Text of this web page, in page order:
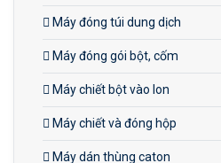
Máy đóng túi dung dịch
Máy đóng gói bột, cốm
Máy chiết bột vào lon
Máy chiết và đóng hộp
Máy dán thùng caton